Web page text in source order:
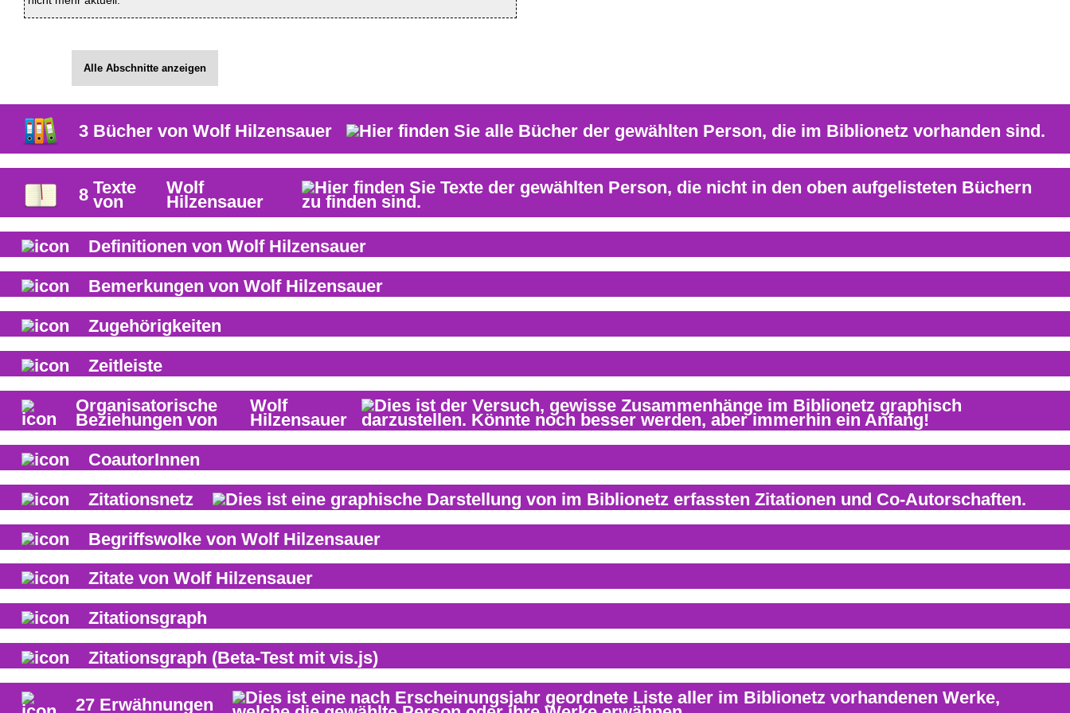
Alle Abschnitte anzeigen
3 Bücher von Wolf Hilzensauer
8 Texte
von
Wolf
Hilzensauer
Definitionen von Wolf Hilzensauer
Bemerkungen von Wolf Hilzensauer
Zugehörigkeiten
Zeitleiste
Organisatorische
Beziehungen von
Wolf
Hilzensauer
CoautorInnen
Zitationsnetz
Begriffswolke von Wolf Hilzensauer
Zitate von Wolf Hilzensauer
Zitationsgraph
Zitationsgraph (Beta-Test mit vis.js)
27 Erwähnungen